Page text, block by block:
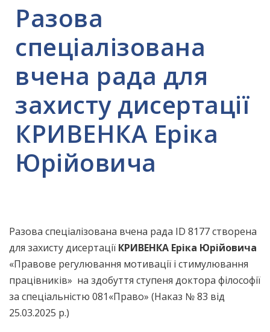
Разова
спеціалізована
вчена рада для
захисту дисертації
КРИВЕНКА Еріка
Юрійовича
Разова спеціалізована вчена рада ID 8177 створена
для захисту дисертації КРИВЕНКА Еріка Юрійовича
«Правове регулювання мотивації і стимулювання
працівників» на здобуття ступеня доктора філософії
за спеціальністю 081«Право» (Наказ № 83 від
25.03.2025 р.)